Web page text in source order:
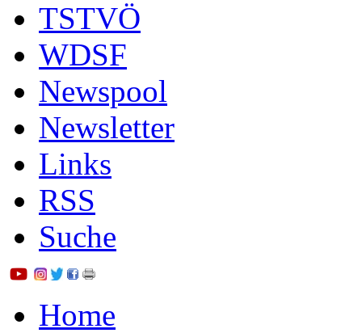
TSTVÖ
WDSF
Newspool
Newsletter
Links
RSS
Suche
Home